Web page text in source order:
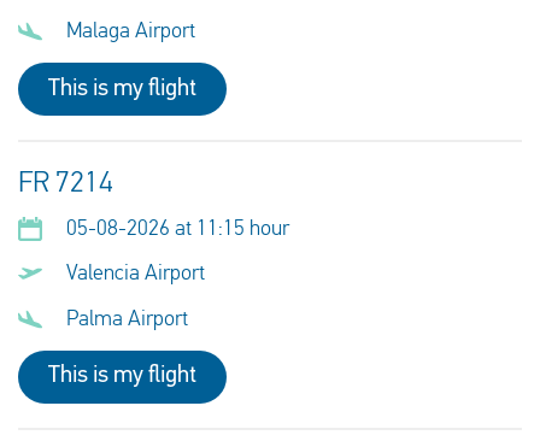
Malaga Airport
This is my flight
FR 7214
05-08-2026 at 11:15 hour
Valencia Airport
Palma Airport
This is my flight